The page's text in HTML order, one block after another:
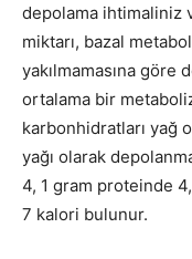
depolama ihtimaliniz
miktarı, bazal
yakılmamasına göre
ortalama bir
karbonhidratları yağ
yağı olarak
4, 1 gram proteinde
7 kalori bulunur.